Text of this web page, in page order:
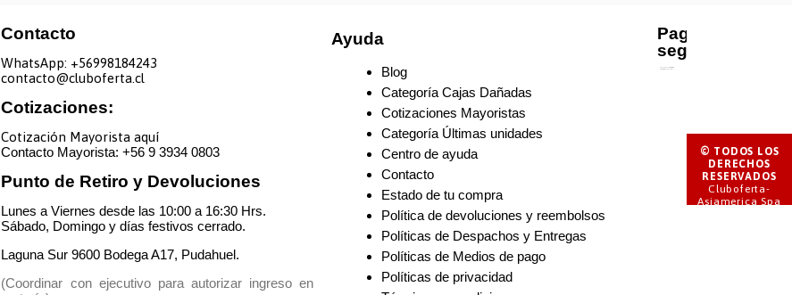
Contacto
WhatsApp: +56998184243
contacto@cluboferta.cl
Cotizaciones:
Cotización Mayorista aquí
Contacto Mayorista: +56 9 3934 0803
Punto de Retiro y Devoluciones
Lunes a Viernes desde las 10:00 a 16:30 Hrs.
Sábado, Domingo y días festivos cerrado.
Laguna Sur 9600 Bodega A17, Pudahuel.
(Coordinar con ejecutivo para autorizar ingreso en
Ayuda
Blog
Categoría Cajas Dañadas
Cotizaciones Mayoristas
Categoría Últimas unidades
Centro de ayuda
Contacto
Estado de tu compra
Política de devoluciones y reembolsos
Políticas de Despachos y Entregas
Políticas de Medios de pago
Políticas de privacidad
Pago
seguro
© TODOS LOS
DERECHOS
RESERVADOS
Cluboferta-
Asiamerica Spa